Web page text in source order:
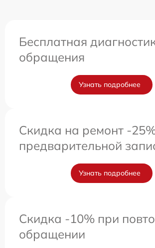
Бесплатная
обращения
Узнать подробнее
Скидка на ремонт -
предварительной
Узнать подробнее
Скидка -10% при
обращении